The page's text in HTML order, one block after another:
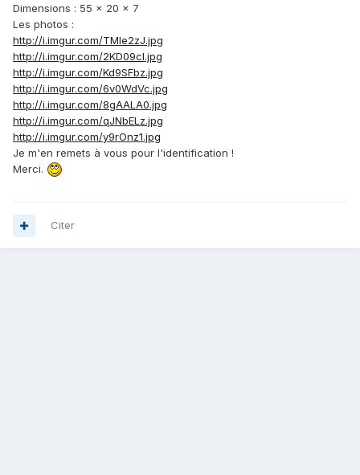
Dimensions : 55 x 20 x 7
Les photos :
http://i.imgur.com/TMIe2zJ.jpg
http://i.imgur.com/2KD09cl.jpg
http://i.imgur.com/Kd9SFbz.jpg
http://i.imgur.com/6v0WdVc.jpg
http://i.imgur.com/8gAALA0.jpg
http://i.imgur.com/qJNbELz.jpg
http://i.imgur.com/y9rOnz1.jpg
Je m'en remets à vous pour l'identification !
Merci.
Citer